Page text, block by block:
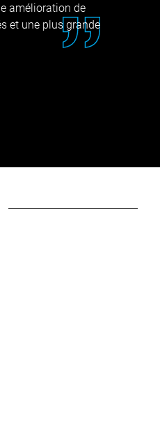
amélioration de
et une plus grande